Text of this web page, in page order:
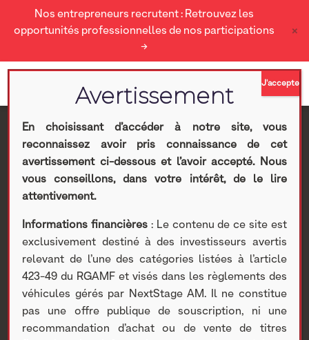
Nos entrepreneurs recrutent : Retrouvez les
opportunités professionnelles de nos participations
→
×
[ACTUALITÉS]
NextStage AM
accompagne Bruno Le
Maire dans le cadre d’un
déplacement
En choisissant d’accéder à notre site, vous
reconnaissez avoir pris connaissance de cet
avertissement ci-dessous et l’avoir accepté. Nous
vous conseillons, dans votre intérêt, de le lire
attentivement.
Informations financières : Le contenu de ce site est
exclusivement destiné à des investisseurs avertis
relevant de l’une des catégories listées à l’article
423-49 du RGAMF et visés dans les règlements des
véhicules gérés par NextStage AM. Il ne constitue
pas une offre publique de souscription, ni une
recommandation d’achat ou de vente de titres